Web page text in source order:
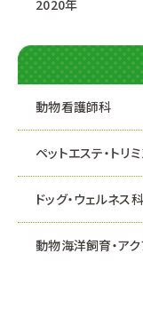
2020年
動物看護師科
ペットエステ・トリ
ドッグ・ウェルネス科
動物海洋飼育・ア